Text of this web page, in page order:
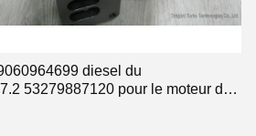
diesel du
53279887120 pour le moteur du